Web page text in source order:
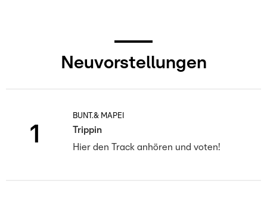
Neuvorstellungen
1
BUNT.& MAPEI
Trippin
Hier den Track anhören und voten!